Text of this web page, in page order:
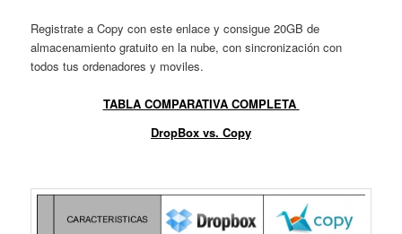
Registrate a Copy con este enlace y consigue 20GB de
almacenamiento gratuito en la nube, con sincronización con
todos tus ordenadores y moviles.
TABLA COMPARATIVA COMPLETA
DropBox vs. Copy